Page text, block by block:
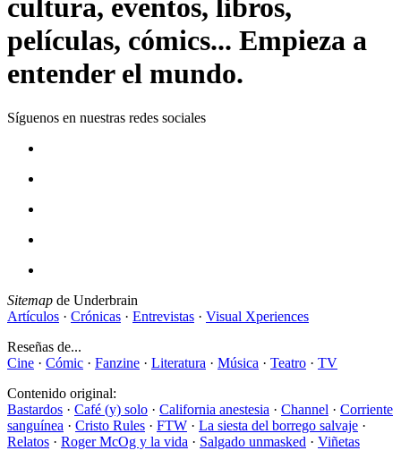
cultura, eventos, libros,
películas, cómics... Empieza a
entender el mundo.
Síguenos en nuestras redes sociales
Sitemap de Underbrain
Artículos · Crónicas · Entrevistas · Visual Xperiences
Reseñas de...
Cine · Cómic · Fanzine · Literatura · Música · Teatro · TV
Contenido original:
Bastardos · Café (y) solo · California anestesia · Channel · Corriente
sanguínea · Cristo Rules · FTW · La siesta del borrego salvaje ·
Relatos · Roger McOg y la vida · Salgado unmasked · Viñetas